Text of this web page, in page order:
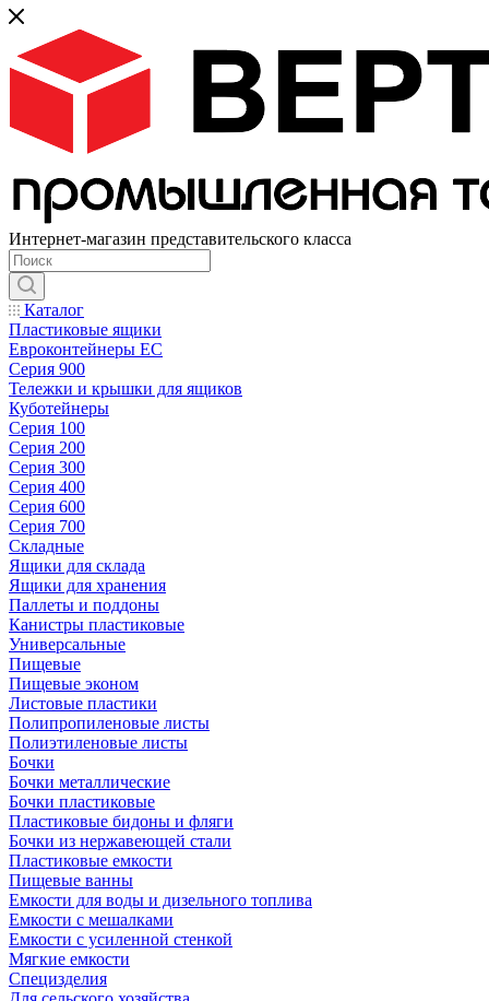
Интернет-магазин представительского класса
Каталог
Пластиковые ящики
Евроконтейнеры ЕС
Серия 900
Тележки и крышки для ящиков
Куботейнеры
Серия 100
Серия 200
Серия 300
Серия 400
Серия 600
Серия 700
Складные
Ящики для склада
Ящики для хранения
Паллеты и поддоны
Канистры пластиковые
Универсальные
Пищевые
Пищевые эконом
Листовые пластики
Полипропиленовые листы
Полиэтиленовые листы
Бочки
Бочки металлические
Бочки пластиковые
Пластиковые бидоны и фляги
Бочки из нержавеющей стали
Пластиковые емкости
Пищевые ванны
Емкости для воды и дизельного топлива
Емкости с мешалками
Емкости с усиленной стенкой
Мягкие емкости
Специзделия